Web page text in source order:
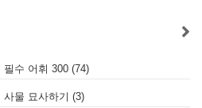
수 어휘 300 (74)
사물 묘사하기 (3)